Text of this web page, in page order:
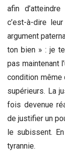
afin
c’est-à-dire
argument
ton bien » : je
pas maintenant
condition même
supérieurs. La
fois devenue
de justifier un
le subissent.
tyrannie.